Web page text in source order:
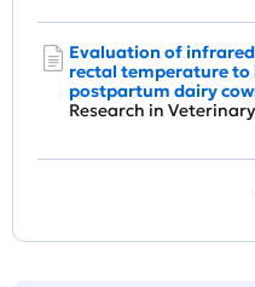
Evaluation of
rectal temperature
postpartum dairy
Research in